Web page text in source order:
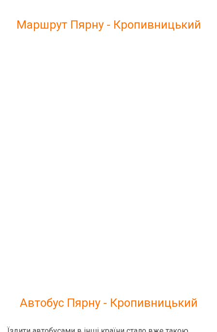
Маршрут Пярну - Кропивницький
Автобус Пярну - Кропивницький